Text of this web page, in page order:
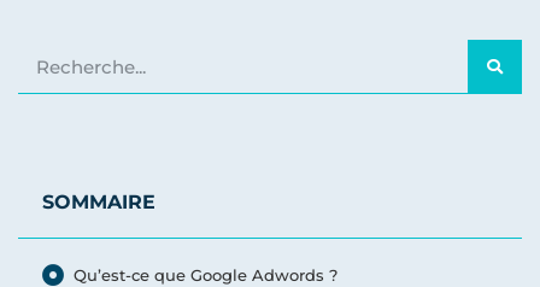
SOMMAIRE
Qu’est-ce que Google Adwords ?